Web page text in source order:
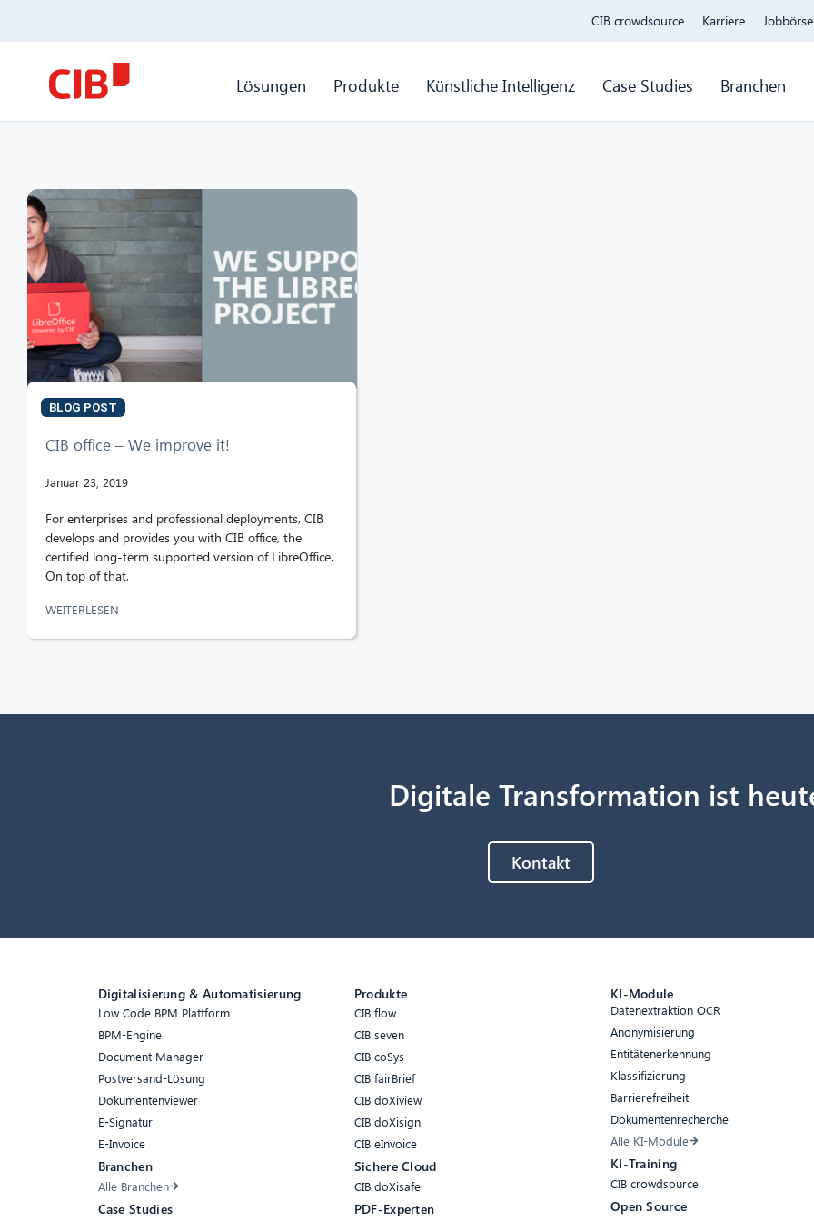
CIB crowdsource Karriere Jobbörse
Lösungen Produkte Künstliche Intelligenz Case Studies Branchen
BLOG POST
CIB office – We improve it!
Januar 23, 2019
For enterprises and professional deployments, CIB
develops and provides you with CIB office, the
certified long-term supported version of LibreOffice.
On top of that,
WEITERLESEN
Digitale Transformation ist
Kontakt
Digitalisierung & Automatisierung
Low Code BPM Plattform
BPM-Engine
Document Manager
Postversand-Lösung
Dokumentenviewer
E-Signatur
E-Invoice
Branchen
Alle Branchen
Case Studies
Produkte
CIB flow
CIB seven
CIB coSys
CIB fairBrief
CIB doXiview
CIB doXisign
CIB eInvoice
Sichere Cloud
CIB doXisafe
PDF-Experten
KI-Module
Datenextraktion OCR
Anonymisierung
Entitätenerkennung
Klassifizierung
Barrierefreiheit
Dokumentenrecherche
Alle KI-Module
KI-Training
CIB crowdsource
Open Source